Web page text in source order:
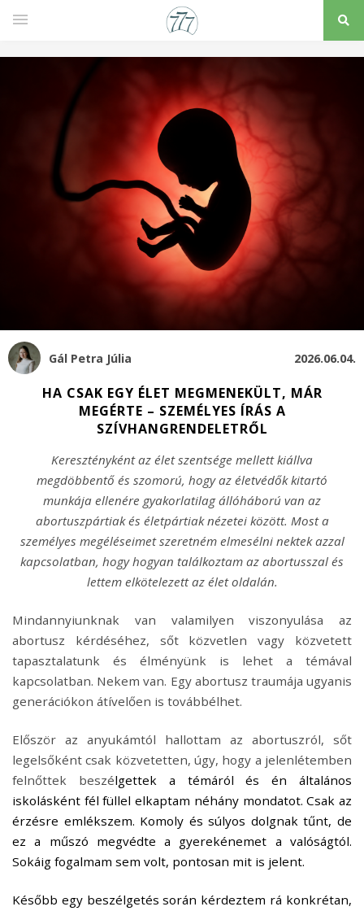
Gál Petra Júlia 2026.06.04.
HA CSAK EGY ÉLET MEGMENEKÜLT, MÁR
MEGÉRTE – SZEMÉLYES ÍRÁS A
SZÍVHANGRENDELETRŐL
Keresztényként az élet szentsége mellett kiállva
megdöbbentő és szomorú, hogy az életvédők kitartó
munkája ellenére gyakorlatilag állóháború van az
abortuszpártiak és életpártiak nézetei között. Most a
személyes megéléseimet szeretném elmesélni nektek azzal
kapcsolatban, hogy hogyan találkoztam az abortusszal és
lettem elkötelezett az élet oldalán.
Mindannyiunknak van valamilyen viszonyulása az
abortusz kérdéséhez, sőt közvetlen vagy közvetett
tapasztalatunk és élményünk is lehet a témával
kapcsolatban. Nekem van. Egy abortusz traumája ugyanis
generációkon átívelően is továbbélhet.
Először az anyukámtól hallottam az abortuszról, sőt
legelsőként csak közvetetten, úgy, hogy a jelenlétemben
felnőttek beszélgettek a témáról és én általános
iskolásként fél füllel elkaptam néhány mondatot. Csak az
érzésre emlékszem. Komoly és súlyos dolgnak tűnt, de
ez a műszó megvédte a gyerekénemet a valóságtól.
Sokáig fogalmam sem volt, pontosan mit is jelent.
Később egy beszélgetés során kérdeztem rá konkrétan,